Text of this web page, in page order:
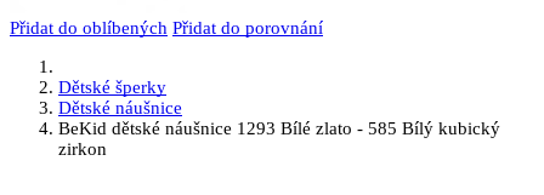
Přidat do oblíbených Přidat do porovnání
Dětské šperky
Dětské náušnice
BeKid dětské náušnice 1293 Bílé zlato - 585 Bílý kubický
zirkon